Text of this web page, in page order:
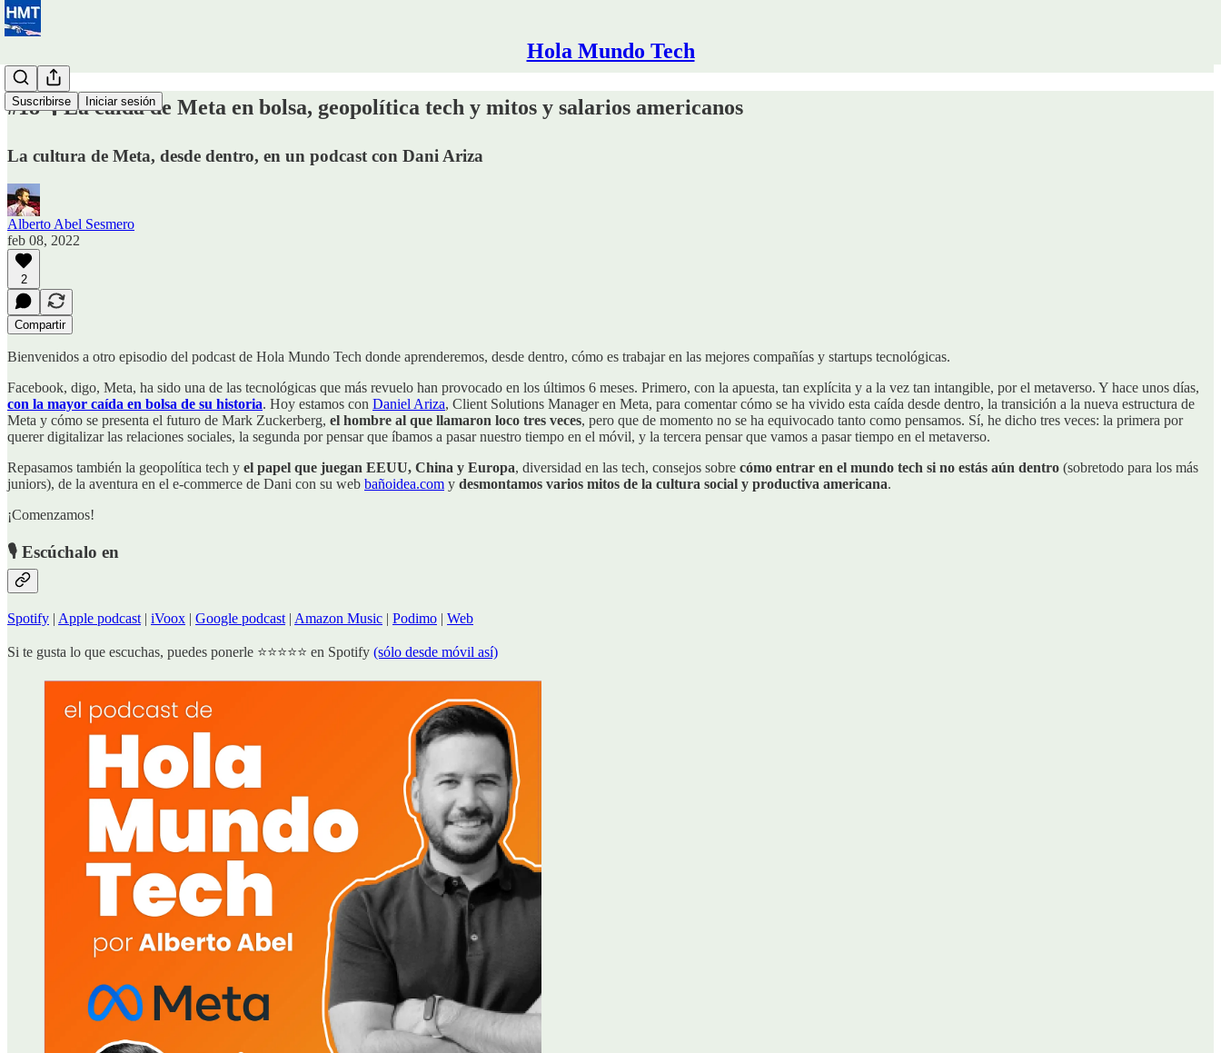
Hola Mundo Tech
Suscribirse Iniciar sesión
#18 🎙️ La caída de Meta en bolsa, geopolítica tech y mitos y salarios americanos
La cultura de Meta, desde dentro, en un podcast con Dani Ariza
Alberto Abel Sesmero
feb 08, 2022
2
Compartir
Bienvenidos a otro episodio del podcast de Hola Mundo Tech donde aprenderemos, desde dentro, cómo es trabajar en las mejores compañías y startups tecnológicas.
Facebook, digo, Meta, ha sido una de las tecnológicas que más revuelo han provocado en los últimos 6 meses. Primero, con la apuesta, tan explícita y a la vez tan intangible, por el metaverso. Y hace unos días,
con la mayor caída en bolsa de su historia. Hoy estamos con Daniel Ariza, Client Solutions Manager en Meta, para comentar cómo se ha vivido esta caída desde dentro, la transición a la nueva estructura de
Meta y cómo se presenta el futuro de Mark Zuckerberg, el hombre al que llamaron loco tres veces, pero que de momento no se ha equivocado tanto como pensamos. Sí, he dicho tres veces: la primera por
querer digitalizar las relaciones sociales, la segunda por pensar que íbamos a pasar nuestro tiempo en el móvil, y la tercera pensar que vamos a pasar tiempo en el metaverso.
Repasamos también la geopolítica tech y el papel que juegan EEUU, China y Europa, diversidad en las tech, consejos sobre cómo entrar en el mundo tech si no estás aún dentro (sobretodo para los más
juniors), de la aventura en el e-commerce de Dani con su web bañoidea.com y desmontamos varios mitos de la cultura social y productiva americana.
¡Comenzamos!
🎙️ Escúchalo en
Spotify | Apple podcast | iVoox | Google podcast | Amazon Music | Podimo | Web
Si te gusta lo que escuchas, puedes ponerle ⭐⭐⭐⭐⭐ en Spotify (sólo desde móvil así)